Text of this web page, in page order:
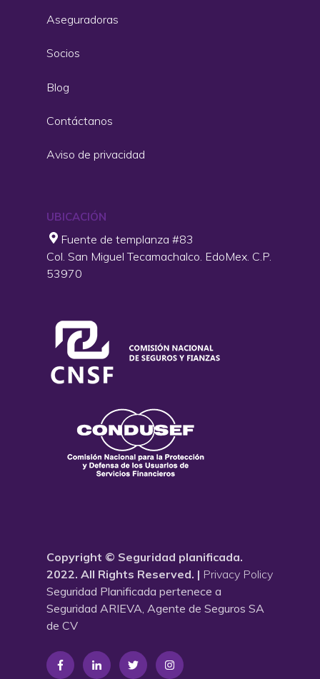
Aseguradoras
Socios
Blog
Contáctanos
Aviso de privacidad
UBICACIÓN
Fuente de templanza #83
Col. San Miguel Tecamachalco. EdoMex. C.P.
53970
Copyright © Seguridad planificada.
2022. All Rights Reserved. | Privacy Policy
Seguridad Planificada pertenece a
Seguridad ARIEVA, Agente de Seguros SA
de CV